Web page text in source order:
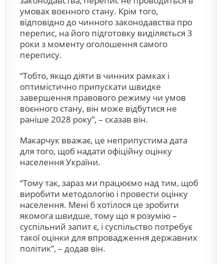
умовах воєнного стану. Крім того,
відповідно до чинного законодавства про
перепис, на його підготовку виділяється 3
роки з моменту оголошення самого
перепису.
“Тобто, якщо діяти в чинних рамках і
оптимістично припускати швидке
завершення правового режиму чи умов
воєнного стану, він може відбутися не
раніше 2028 року”, – сказав він.
Макарчук вважає, це неприпустима дата
для того, щоб надати офіційну оцінку
населення України.
“Тому так, зараз ми працюємо над тим, щоб
виробити методологію і провести оцінку
населення. Мені б хотілося це зробити
якомога швидше, тому що я розумію –
суспільний запит є, і суспільство потребує
такої оцінки для впровадження державних
політик”, – додав він.